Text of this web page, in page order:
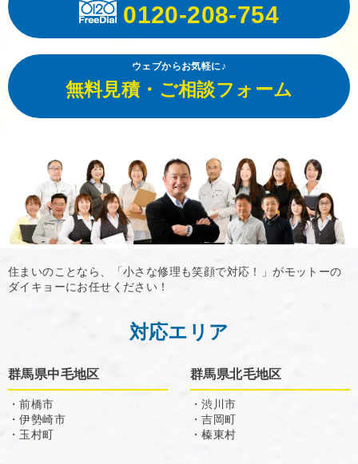
0120-208-754
ウェブからお気軽に♪
無料見積・ご相談フォーム
住まいのことなら、「小さな修理も笑顔で対応！」がモットーの
ダイキョーにお任せください！
対応エリア
群馬県中毛地区
・前橋市
・伊勢崎市
・玉村町
群馬県北毛地区
・渋川市
・吉岡町
・榛東村